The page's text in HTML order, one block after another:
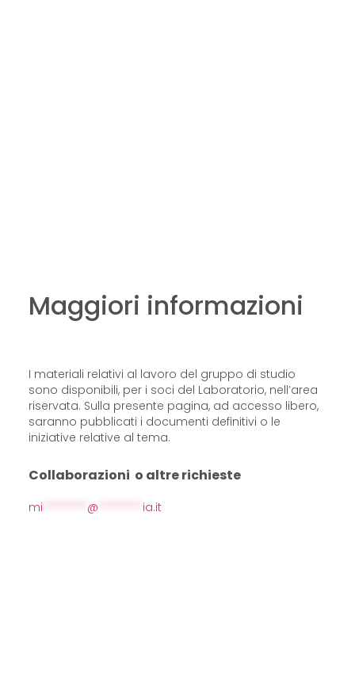
Maggiori informazioni
I materiali relativi al lavoro del gruppo di studio
sono disponibili, per i soci del Laboratorio, nell’area
riservata. Sulla presente pagina, ad accesso libero,
saranno pubblicati i documenti definitivi o le
iniziative relative al tema.
Collaborazioni o altre richieste
mi @ ia.it